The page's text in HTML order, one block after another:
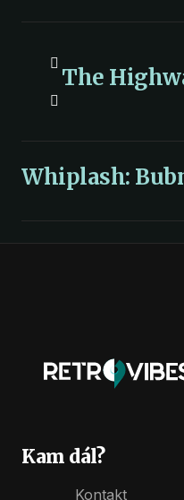
The
Whiplash:
Kam dál?
Kontakt